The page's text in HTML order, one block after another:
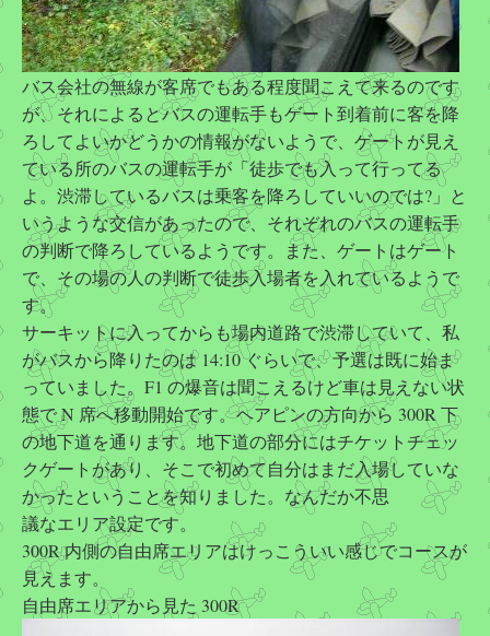
バス会社の無線が客席でもある程度聞こえて来るのです
が、それによるとバスの運転手もゲート到着前に客を降
ろしてよいかどうかの情報がないようで、ゲートが見え
ている所のバスの運転手が「徒歩でも入って行ってる
よ。渋滞しているバスは乗客を降ろしていいのでは?」と
いうような交信があったので、それぞれのバスの運転手
の判断で降ろしているようです。また、ゲートはゲート
で、その場の人の判断で徒歩入場者を入れているようで
す。
サーキットに入ってからも場内道路で渋滞していて、私
がバスから降りたのは 14:10 ぐらいで、予選は既に始ま
っていました。F1 の爆音は聞こえるけど車は見えない状
態で N 席へ移動開始です。ヘアピンの方向から 300R 下
の地下道を通ります。地下道の部分にはチケットチェッ
クゲートがあり、そこで初めて自分はまだ入場していな
かったということを知りました。なんだか不思
議なエリア設定です。
300R 内側の自由席エリアはけっこういい感じでコースが
見えます。
自由席エリアから見た 300R